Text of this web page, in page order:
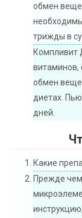
обмен
трижды в
Компливит
витаминов,
обмен
диетах.
дней.
Какие
Прежде чем